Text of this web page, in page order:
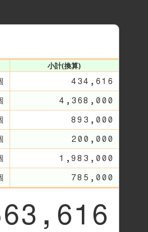
小計(換算)
434,616
4,368,000
893,000
200,000
1,983,000
785,000